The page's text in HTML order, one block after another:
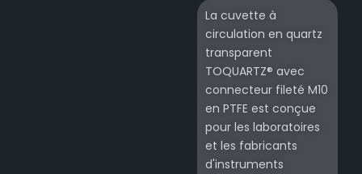
La cuvette à
circulation en quartz
transparent
TOQUARTZ® avec
connecteur fileté M10
en PTFE est conçue
pour les laboratoires
et les fabricants
d'instruments